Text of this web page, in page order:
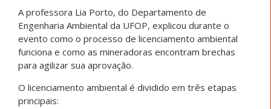
A professora Lia Porto, do Departamento de
Engenharia Ambiental da UFOP, explicou durante o
evento como o processo de licenciamento ambiental
funciona e como as mineradoras encontram brechas
para agilizar sua aprovação.
O licenciamento ambiental é dividido em três etapas
principais: